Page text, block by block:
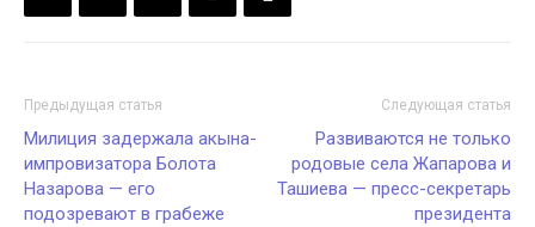
Предыдущая статья
Милиция задержала акына-
импровизатора Болота
Назарова — его
подозревают в грабеже
Следующая статья
Развиваются не только
родовые села Жапарова и
Ташиева — пресс-секретарь
президента